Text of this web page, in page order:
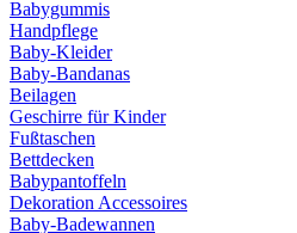
Babygummis
Handpflege
Baby-Kleider
Baby-Bandanas
Beilagen
Geschirre für Kinder
Fußtaschen
Bettdecken
Babypantoffeln
Dekoration Accessoires
Baby-Badewannen